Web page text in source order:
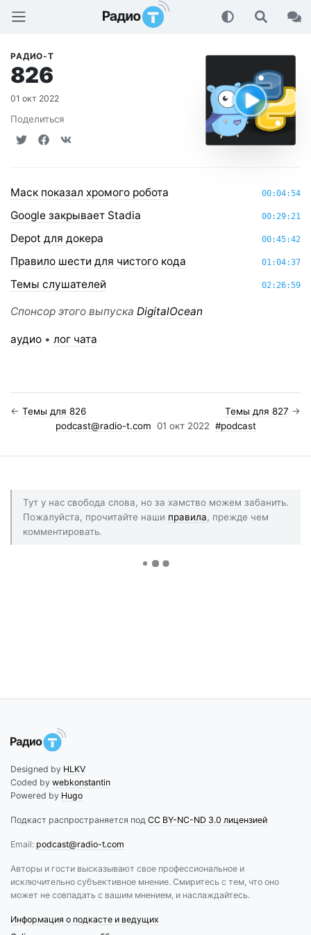
Радио-Т Подкаст
РАДИО-Т
826
01 окт 2022
Поделиться
00:04:54
Маск показал хромого робота
00:29:21
Google закрывает Stadia
00:45:42
Depot для докера
01:04:37
Правило шести для чистого кода
02:26:59
Темы слушателей
Спонсор этого выпуска DigitalOcean
аудио • лог чата
← Темы для 826 Темы для 827 →
podcast@radio-t.com 01 окт 2022 #podcast
Тут у нас свобода слова, но за хамство можем забанить.
Пожалуйста, прочитайте наши правила, прежде чем
комментировать.
Designed by HLKV
Coded by webkonstantin
Powered by Hugo
Подкаст распространяется под CC BY-NC-ND 3.0 лицензией
Email: podcast@radio-t.com
Авторы и гости высказывают свое профессиональное и
исключительно субъективное мнение. Смиритесь с тем, что оно
может не совпадать с вашим мнением, и наслаждайтесь.
Информация о подкасте и ведущих